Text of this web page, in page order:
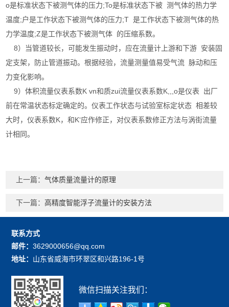
o是标准状态下被测气体的压力;To是标准状态下被 测气体的热力学
温度;户是工作状态下被测气体的压力;T 是工作状态下被测气体的热
力学温度;Z是工作状态下被测气体 的压缩系数。
8）当管道较长，可能发生振动时，应在流量计上游和下游 安装固
定支架，防止管道振动。根据经验，流量测量值易受气流 脉动和压
力变化影响。
9）体积流量仪表系数K vn和质zui流量仪表系数K,,,o是仪表 出厂
前在常温状态标定确定的。仪表工作状态与试验室标定状态 相差较
大时，仪表系数K，和K‘应作修正，对仪表系数修正方法与涡街流量
计相同。
上一篇：气体质量流量计的原理
下一篇：高精度智能浮子流量计的安装方法
联系方式
邮件：3629000656@qq.com
地址： 山东省威海市环翠区和兴路196-1号
微信扫描关注我们：